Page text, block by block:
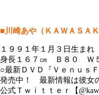
■川崎あや（ＫＡＷＡＳＡ
１９９１年１月３日生ま
身長１６７㎝ Ｂ８０ Ｗ
○最新ＤＶＤ『Ｖｅｎｕｓ
発売中！ 最新情報は彼女
公式Ｔｗｉｔｔｅｒ【